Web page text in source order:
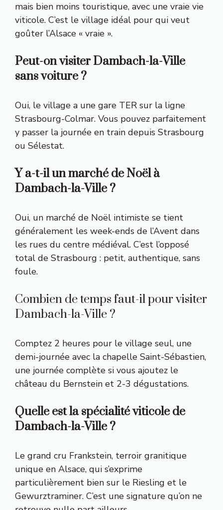
mais bien moins touristique, avec une vraie vie
viticole. C’est le village idéal pour qui veut
goûter l’Alsace « vraie ».
Peut-on visiter Dambach-la-Ville
sans voiture ?
Oui, le village a une gare TER sur la ligne
Strasbourg-Colmar. Vous pouvez parfaitement
y passer la journée en train depuis Strasbourg
ou Sélestat.
Y a-t-il un marché de Noël à
Dambach-la-Ville ?
Oui, un marché de Noël intimiste se tient
généralement les week-ends de l’Avent dans
les rues du centre médiéval. C’est l’opposé
total de Strasbourg : petit, authentique, sans
foule.
Combien de temps faut-il pour visiter
Dambach-la-Ville ?
Comptez 2 heures pour le village seul, une
demi-journée avec la chapelle Saint-Sébastien,
une journée complète si vous ajoutez le
château du Bernstein et 2-3 dégustations.
Quelle est la spécialité viticole de
Dambach-la-Ville ?
Le grand cru Frankstein, terroir granitique
unique en Alsace, qui s’exprime
particulièrement bien sur le Riesling et le
Gewurztraminer. C’est une signature qu’on ne